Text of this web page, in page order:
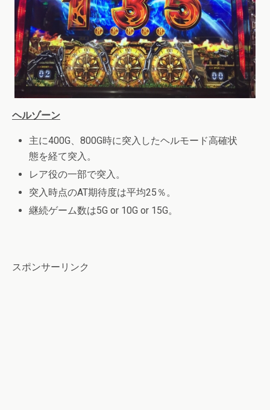
ヘルゾーン
主に400G、800G時に突入したヘルモード高確状
態を経て突入。
レア役の一部で突入。
突入時点のAT期待度は平均25％。
継続ゲーム数は5G or 10G or 15G。
スポンサーリンク